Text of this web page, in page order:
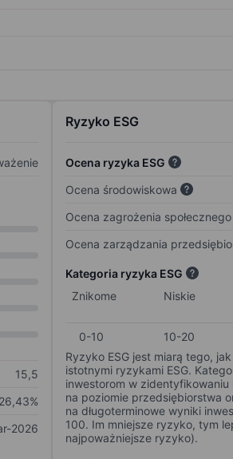
15,5
26,43%
2026
Ryzyko ESG
Ocena ryzyka ESG
Ocena środowiskowa
Ocena zagrożenia społecznego
Ocena zarządzania
Kategoria ryzyka ESG
Znikome
Niskie
0-10 10-20
Ryzyko ESG jest miarą tego,
istotnymi ryzykami ESG.
inwestorom w
na poziomie przedsiębiorstwa
na długoterminowe wyniki
100. Im mniejsze ryzyko, tym
najpoważniejsze ryzyko).